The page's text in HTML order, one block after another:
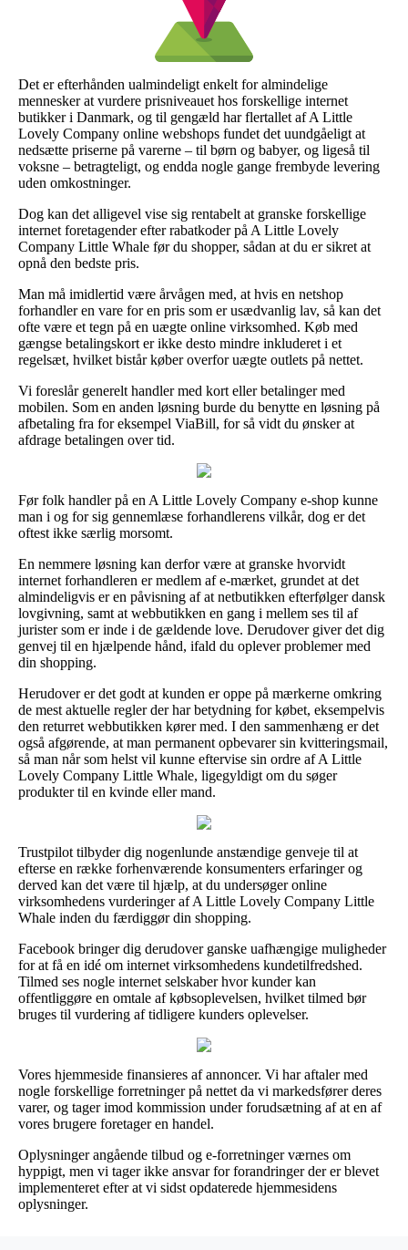
Det er efterhånden ualmindeligt enkelt for almindelige
mennesker at vurdere prisniveauet hos forskellige internet
butikker i Danmark, og til gengæld har flertallet af A Little
Lovely Company online webshops fundet det uundgåeligt at
nedsætte priserne på varerne – til børn og babyer, og ligeså til
voksne – betragteligt, og endda nogle gange frembyde levering
uden omkostninger.
Dog kan det alligevel vise sig rentabelt at granske forskellige
internet foretagender efter rabatkoder på A Little Lovely
Company Little Whale før du shopper, sådan at du er sikret at
opnå den bedste pris.
Man må imidlertid være årvågen med, at hvis en netshop
forhandler en vare for en pris som er usædvanlig lav, så kan det
ofte være et tegn på en uægte online virksomhed. Køb med
gængse betalingskort er ikke desto mindre inkluderet i et
regelsæt, hvilket bistår køber overfor uægte outlets på nettet.
Vi foreslår generelt handler med kort eller betalinger med
mobilen. Som en anden løsning burde du benytte en løsning på
afbetaling fra for eksempel ViaBill, for så vidt du ønsker at
afdrage betalingen over tid.
Før folk handler på en A Little Lovely Company e-shop kunne
man i og for sig gennemlæse forhandlerens vilkår, dog er det
oftest ikke særlig morsomt.
En nemmere løsning kan derfor være at granske hvorvidt
internet forhandleren er medlem af e-mærket, grundet at det
almindeligvis er en påvisning af at netbutikken efterfølger dansk
lovgivning, samt at webbutikken en gang i mellem ses til af
jurister som er inde i de gældende love. Derudover giver det dig
genvej til en hjælpende hånd, ifald du oplever problemer med
din shopping.
Herudover er det godt at kunden er oppe på mærkerne omkring
de mest aktuelle regler der har betydning for købet, eksempelvis
den returret webbutikken kører med. I den sammenhæng er det
også afgørende, at man permanent opbevarer sin kvitteringsmail,
så man når som helst vil kunne eftervise sin ordre af A Little
Lovely Company Little Whale, ligegyldigt om du søger
produkter til en kvinde eller mand.
Trustpilot tilbyder dig nogenlunde anstændige genveje til at
efterse en række forhenværende konsumenters erfaringer og
derved kan det være til hjælp, at du undersøger online
virksomhedens vurderinger af A Little Lovely Company Little
Whale inden du færdiggør din shopping.
Facebook bringer dig derudover ganske uafhængige muligheder
for at få en idé om internet virksomhedens kundetilfredshed.
Tilmed ses nogle internet selskaber hvor kunder kan
offentliggøre en omtale af købsoplevelsen, hvilket tilmed bør
bruges til vurdering af tidligere kunders oplevelser.
Vores hjemmeside finansieres af annoncer. Vi har aftaler med
nogle forskellige forretninger på nettet da vi markedsfører deres
varer, og tager imod kommission under forudsætning af at en af
vores brugere foretager en handel.
Oplysninger angående tilbud og e-forretninger værnes om
hyppigt, men vi tager ikke ansvar for forandringer der er blevet
implementeret efter at vi sidst opdaterede hjemmesidens
oplysninger.